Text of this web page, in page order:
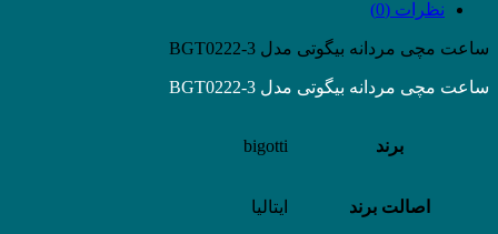
نظرات (0)
ساعت مچی مردانه بیگوتی مدل BGT0222-3
ساعت مچی مردانه بیگوتی مدل BGT0222-3
برند bigotti
اصالت برند ایتالیا